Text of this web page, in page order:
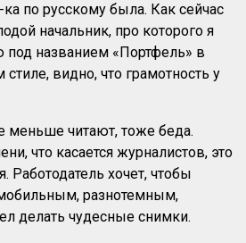
ка по русскому была. Как сейчас
начальник, про которого я
под названием «Портфель» в
видно, что грамотность у
меньше читают, тоже беда.
что касается журналистов, это
Работодатель хочет, чтобы
разнотемным,
делать чудесные снимки.